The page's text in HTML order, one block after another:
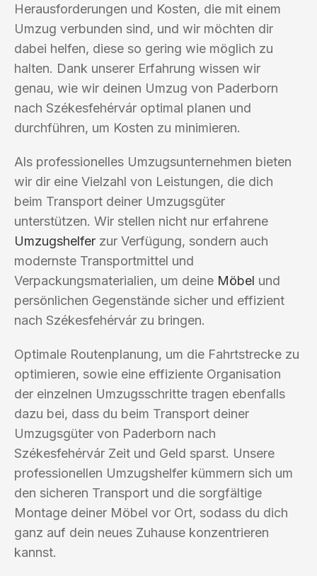
Herausforderungen und Kosten, die mit einem
Umzug verbunden sind, und wir möchten dir
dabei helfen, diese so gering wie möglich zu
halten. Dank unserer Erfahrung wissen wir
genau, wie wir deinen Umzug von Paderborn
nach Székesfehérvár optimal planen und
durchführen, um Kosten zu minimieren.
Als professionelles Umzugsunternehmen bieten
wir dir eine Vielzahl von Leistungen, die dich
beim Transport deiner Umzugsgüter
unterstützen. Wir stellen nicht nur erfahrene
Umzugshelfer zur Verfügung, sondern auch
modernste Transportmittel und
Verpackungsmaterialien, um deine Möbel und
persönlichen Gegenstände sicher und effizient
nach Székesfehérvár zu bringen.
Optimale Routenplanung, um die Fahrtstrecke zu
optimieren, sowie eine effiziente Organisation
der einzelnen Umzugsschritte tragen ebenfalls
dazu bei, dass du beim Transport deiner
Umzugsgüter von Paderborn nach
Székesfehérvár Zeit und Geld sparst. Unsere
professionellen Umzugshelfer kümmern sich um
den sicheren Transport und die sorgfältige
Montage deiner Möbel vor Ort, sodass du dich
ganz auf dein neues Zuhause konzentrieren
kannst.